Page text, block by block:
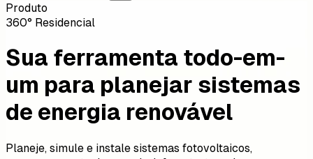
Produto
360° Residencial
Sua ferramenta todo-em-
um para planejar sistemas
de energia renovável
Planeje, simule e instale sistemas fotovoltaicos,